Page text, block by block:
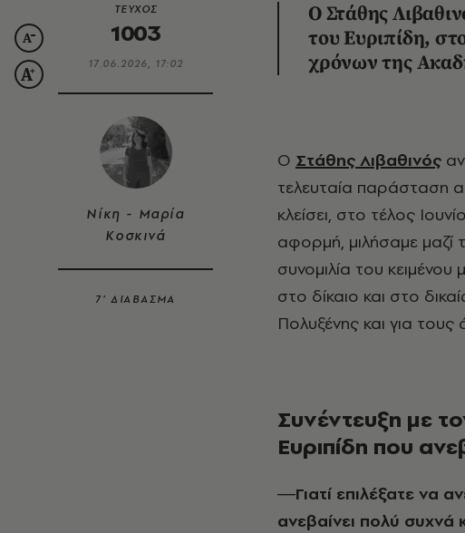
ΤΕΥΧΟΣ
1003
17.06.2026, 17:02
Νίκη - Μαρία
Κοσκινά
7’ ΔΙΑΒΑΣΜΑ
O Στάθης
του Ευριπίδη,
χρόνων της
Στάθης Λιβαθινός
τελευταία παράσταση
κλείσει, στο τέλος
αφορμή, μιλήσαμε μαζί
συνομιλία του
στο δίκαιο και στο
Πολυξένης και για τους
Συνέντευξη με
Ευριπίδη που
―Γιατί επιλέξατε να ανεβάσετε τώρα την «Εκάβη», μια τραγωδία που δεν
ανεβαίνει πολύ